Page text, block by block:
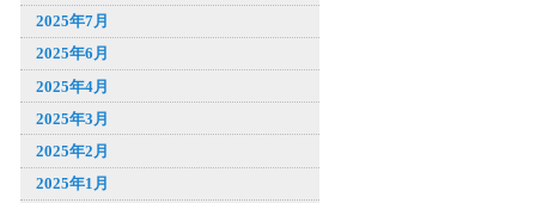
2025年7月
2025年6月
2025年4月
2025年3月
2025年2月
2025年1月